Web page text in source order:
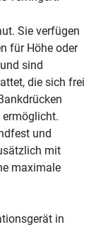
Sie verfügen
für Höhe oder
sind
die sich frei
ermöglicht.
und
mit
maximale
in